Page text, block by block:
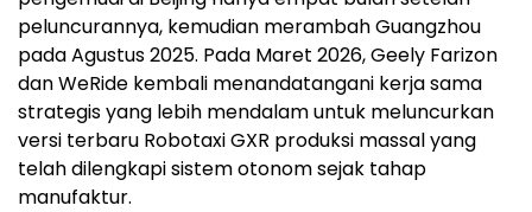
peluncurannya, kemudian merambah Guangzhou
pada Agustus 2025. Pada Maret 2026, Geely Farizon
dan WeRide kembali menandatangani kerja sama
strategis yang lebih mendalam untuk meluncurkan
versi terbaru Robotaxi GXR produksi massal yang
telah dilengkapi sistem otonom sejak tahap
manufaktur.